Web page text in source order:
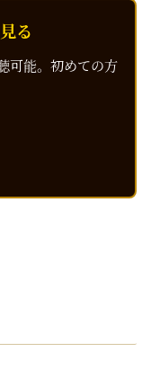
る
可能。初めての方